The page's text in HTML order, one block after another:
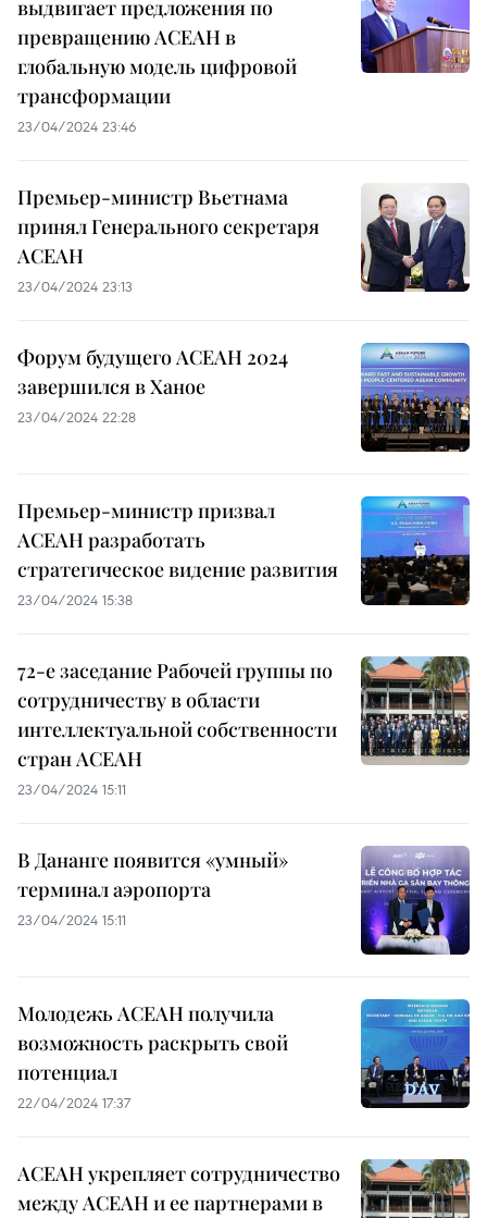
выдвигает предложения по
превращению АСЕАН в
глобальную модель цифровой
трансформации
23/04/2024 23:46
Премьер-министр Вьетнама
принял Генерального секретаря
АСЕАН
23/04/2024 23:13
Форум будущего АСЕАН 2024
завершился в Ханое
23/04/2024 22:28
Премьер-министр призвал
АСЕАН разработать
стратегическое видение развития
23/04/2024 15:38
72-е заседание Рабочей группы по
сотрудничеству в области
интеллектуальной собственности
стран АСЕАН
23/04/2024 15:11
В Дананге появится «умный»
терминал аэропорта
23/04/2024 15:11
Молодежь АСЕАН получила
возможность раскрыть свой
потенциал
22/04/2024 17:37
АСЕАН укрепляет сотрудничество
между АСЕАН и ее партнерами в